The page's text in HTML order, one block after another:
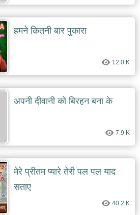
हमने कितनी बार पुकारा
12.0 K
अपनी दीवानी को बिरहन बना के
7.9 K
मेरे प्रीतम प्यारे तेरी पल पल याद
सताए
40.2 K